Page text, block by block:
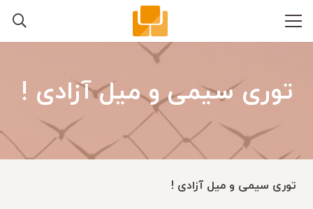
توری سیمی و میل آزادی !
توری سیمی و میل آزادی !